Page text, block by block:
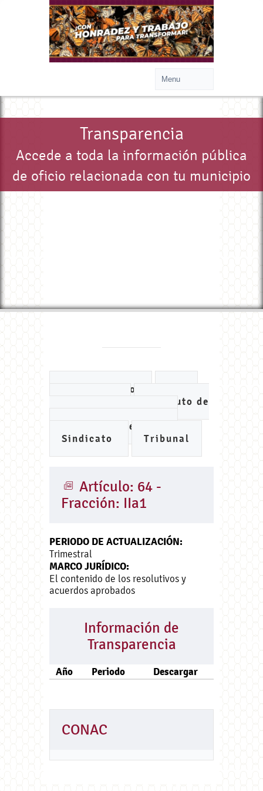
Transparencia
Accede a toda la información pública
de oficio relacionada con tu municipio
Ayuntamiento
Instituto de
Organismo de Agua
Sindicato
Tribunal
Artículo: 64 -
Fracción: IIa1
PERIODO DE ACTUALIZACIÓN:
Trimestral
MARCO JURÍDICO:
El contenido de los resolutivos y
acuerdos aprobados
Información de
Transparencia
Año Periodo Descargar
CONAC